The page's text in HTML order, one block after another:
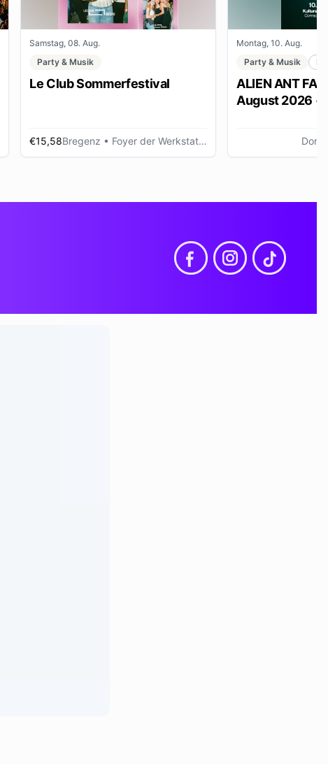
Samstag, 08. Aug.
Party & Musik
Le Club Sommerfestival
€15,58Bregenz • Foyer der Werkstattbühne, Bregenz (AT)
Montag, 10. Aug.
Party & Musik
ALIEN ANT
August 2026 •